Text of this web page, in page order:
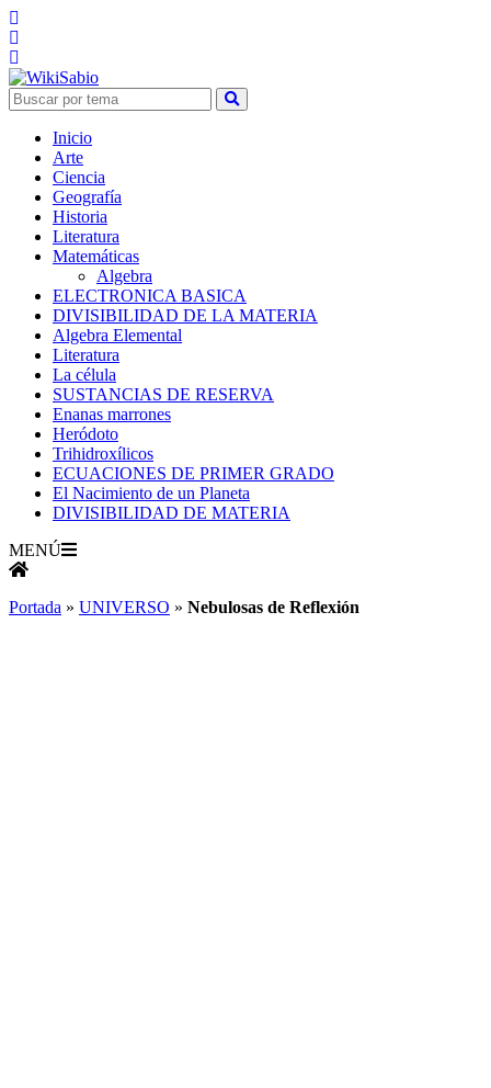
Inicio
Arte
Ciencia
Geografía
Historia
Literatura
Matemáticas
Algebra
ELECTRONICA BASICA
DIVISIBILIDAD DE LA MATERIA
Algebra Elemental
Literatura
La célula
SUSTANCIAS DE RESERVA
Enanas marrones
Heródoto
Trihidroxílicos
ECUACIONES DE PRIMER GRADO
El Nacimiento de un Planeta
DIVISIBILIDAD DE MATERIA
MENÚ
Portada » UNIVERSO » Nebulosas de Reflexión